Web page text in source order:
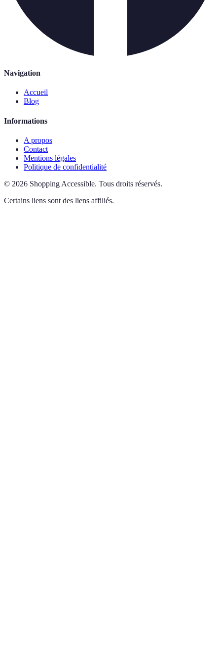
Navigation
Accueil
Blog
Informations
A propos
Contact
Mentions légales
Politique de confidentialité
© 2026 Shopping Accessible. Tous droits réservés.
Certains liens sont des liens affiliés.